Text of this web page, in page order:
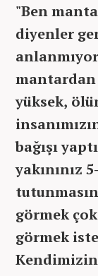
"Ben
diyenler
yüksek,
bağışı
yakınınız
görmek
görmek
Kendimizin